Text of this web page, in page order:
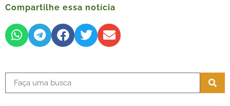
Compartilhe essa notícia